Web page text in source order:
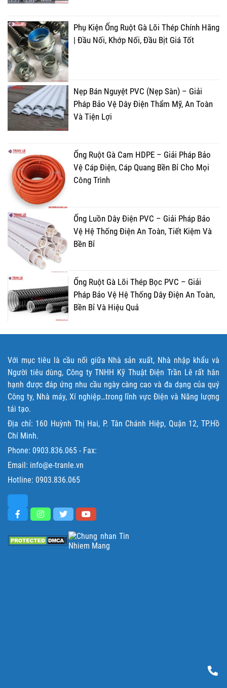
Phụ Kiện Ống Ruột Gà Lõi Thép Chính Hãng
| Đầu Nối, Khớp Nối, Đầu Bịt Giá Tốt
Nẹp Bán Nguyệt PVC (Nẹp Sàn) – Giải
Pháp Bảo Vệ Dây Điện Thẩm Mỹ, An Toàn
Và Tiện Lợi
Ống Ruột Gà Cam HDPE – Giải Pháp Bảo
Vệ Cáp Điện, Cáp Quang Bền Bỉ Cho Mọi
Công Trình
Ống Luồn Dây Điện PVC – Giải Pháp Bảo
Vệ Hệ Thống Điện An Toàn, Tiết Kiệm Và
Bền Bỉ
Ống Ruột Gà Lõi Thép Bọc PVC – Giải
Pháp Bảo Vệ Hệ Thống Dây Điện An Toàn,
Bền Bỉ Và Hiệu Quả
Với mục tiêu là cầu nối giữa Nhà sản xuất, Nhà nhập khẩu và
Người tiêu dùng, Công ty TNHH Kỹ Thuật Điện Trần Lê rất hân
hạnh được đáp ứng nhu cầu ngày càng cao và đa dạng của quý
Công ty, Nhà máy, Xí nghiệp…trong lĩnh vực Điện và Năng lượng
tái tạo.
Địa chỉ: 160 Huỳnh Thị Hai, P. Tân Chánh Hiệp, Quận 12, TP.Hồ
Chí Minh.
Phone: 0903.836.065 - Fax:
Email: info@e-tranle.vn
Hotline: 0903.836.065